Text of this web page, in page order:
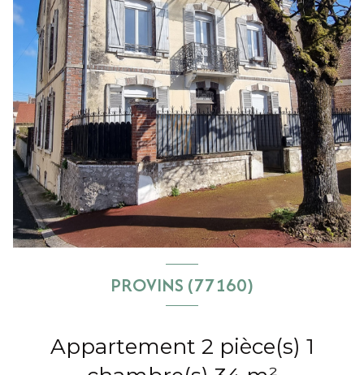
PROVINS (77160)
Appartement 2 pièce(s) 1